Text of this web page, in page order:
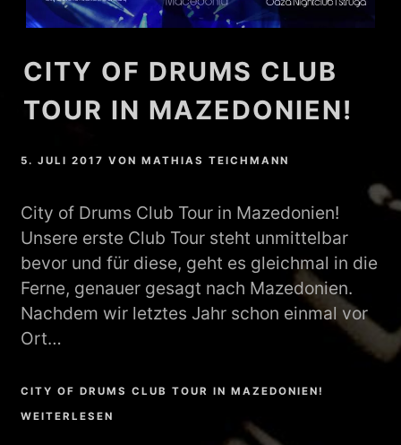
CITY OF DRUMS CLUB
TOUR IN MAZEDONIEN!
5. JULI 2017 VONMATHIAS TEICHMANN
City of Drums Club Tour in Mazedonien!
Unsere erste Club Tour steht unmittelbar
bevor und für diese, geht es gleichmal in die
Ferne, genauer gesagt nach Mazedonien.
Nachdem wir letztes Jahr schon einmal vor
Ort…
CITY OF DRUMS CLUB TOUR IN MAZEDONIEN!
WEITERLESEN